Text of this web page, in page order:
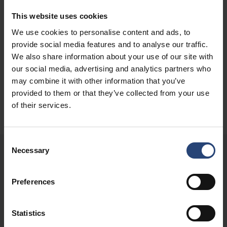
This website uses cookies
We use cookies to personalise content and ads, to
provide social media features and to analyse our traffic.
We also share information about your use of our site with
our social media, advertising and analytics partners who
may combine it with other information that you’ve
provided to them or that they’ve collected from your use
of their services.
Selection
Necessary
Preferences
Statistics
batterier på en trygg og sikker måte, til tross for den store faren
de kan utgjøre under transport. Beholderen er optimalisert for å